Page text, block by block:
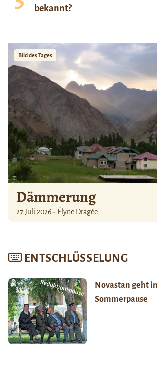
bekannt?
Bild des Tages
Dämmerung
27 Juli 2026 - Élyne Dragée
ENTSCHLÜSSELUNG
Novastan geht
Sommerpause